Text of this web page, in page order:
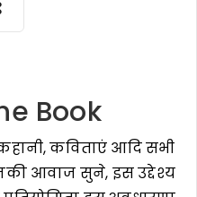
Book
कविताएं आदि सभी
आवाज सुने, इस उद्देश्य